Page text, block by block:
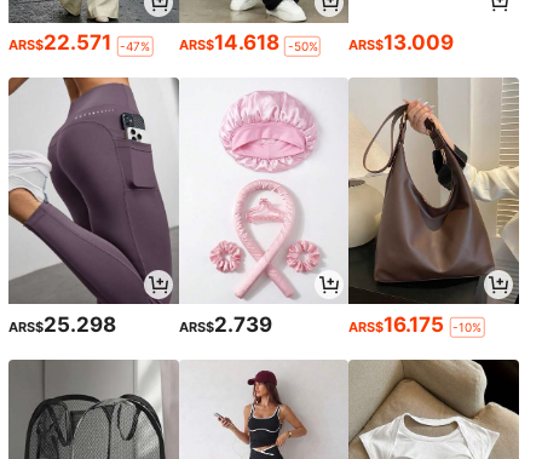
ARS$22.571 -47% ARS$14.618 -50% ARS$13.009
ARS$25.298 ARS$2.739 ARS$16.175 -10%